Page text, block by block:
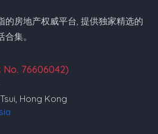
的房地产权威平台, 提供独家精选的
集。
No. 76606042)
Hong Kong